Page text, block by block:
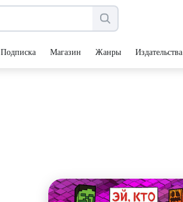
Подписка Магазин Жанры Издательства